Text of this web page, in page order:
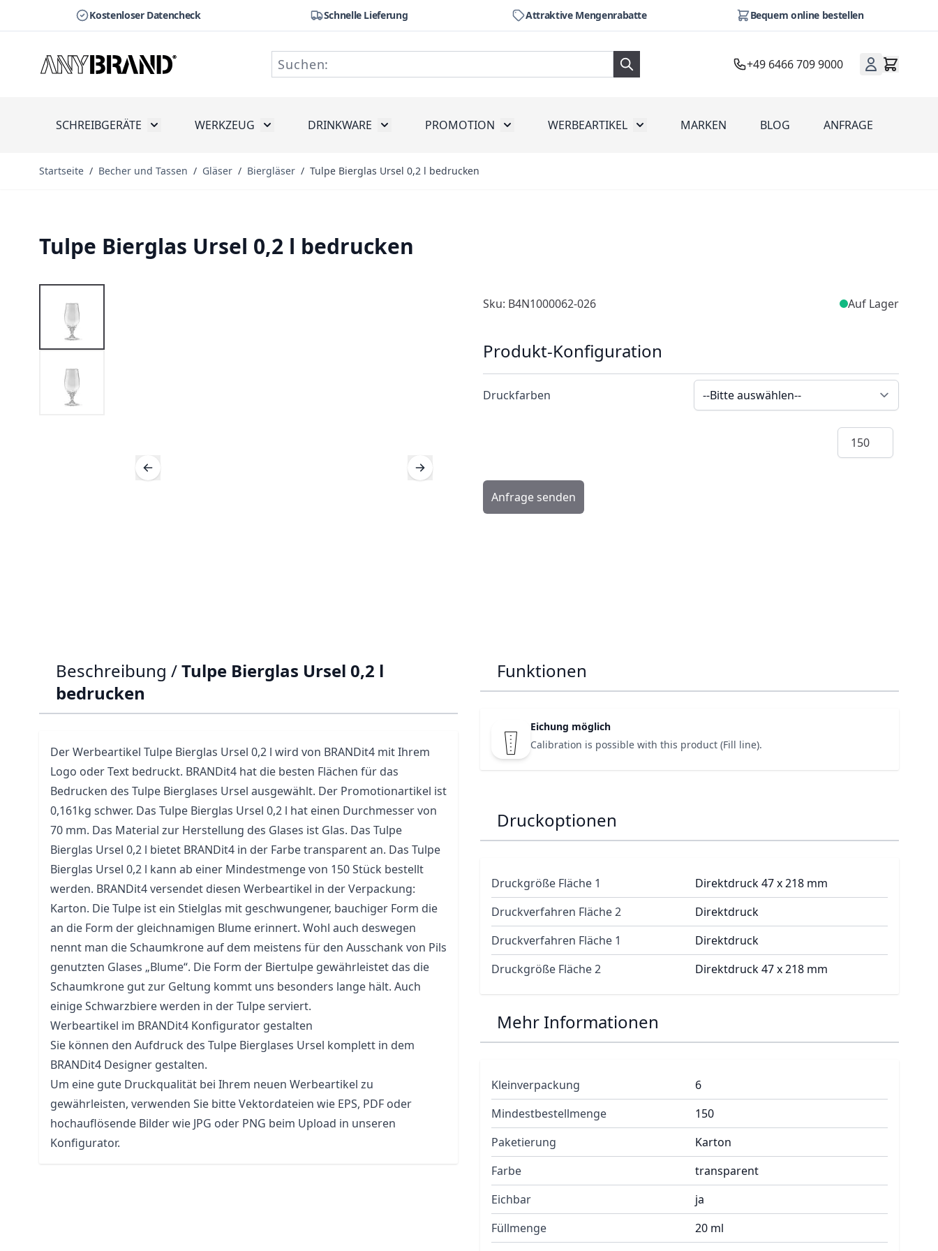
Kostenloser Datencheck Schnelle Lieferung Attraktive Mengenrabatte Bequem online bestellen
+49 6466 709 9000
SCHREIBGERÄTE Toggle submenu for Schreibgeräte
WERKZEUG Toggle submenu for Werkzeug
DRINKWARE Toggle submenu for Drinkware
PROMOTION Toggle submenu for Promotion
WERBEARTIKEL Toggle submenu for Werbeartikel
MARKEN BLOG ANFRAGE
Startseite / Becher und Tassen / Gläser / Biergläser / Tulpe Bierglas Ursel 0,2 l bedrucken
Tulpe Bierglas Ursel 0,2 l bedrucken
Sku: B4N1000062-026 Auf Lager
Produkt-Konfiguration
Druckfarben
Menge
Anfrage senden
Beschreibung /Tulpe Bierglas Ursel 0,2 l
bedrucken
Der Werbeartikel Tulpe Bierglas Ursel 0,2 l wird von BRANDit4 mit Ihrem
Logo oder Text bedruckt. BRANDit4 hat die besten Flächen für das
Bedrucken des Tulpe Bierglases Ursel ausgewählt. Der Promotionartikel ist
0,161kg schwer. Das Tulpe Bierglas Ursel 0,2 l hat einen Durchmesser von
70 mm. Das Material zur Herstellung des Glases ist Glas. Das Tulpe
Bierglas Ursel 0,2 l bietet BRANDit4 in der Farbe transparent an. Das Tulpe
Bierglas Ursel 0,2 l kann ab einer Mindestmenge von 150 Stück bestellt
werden. BRANDit4 versendet diesen Werbeartikel in der Verpackung:
Karton. Die Tulpe ist ein Stielglas mit geschwungener, bauchiger Form die
an die Form der gleichnamigen Blume erinnert. Wohl auch deswegen
nennt man die Schaumkrone auf dem meistens für den Ausschank von Pils
genutzten Glases „Blume“. Die Form der Biertulpe gewährleistet das die
Schaumkrone gut zur Geltung kommt uns besonders lange hält. Auch
einige Schwarzbiere werden in der Tulpe serviert.
Werbeartikel im BRANDit4 Konfigurator gestalten
Sie können den Aufdruck des Tulpe Bierglases Ursel komplett in dem
BRANDit4 Designer gestalten.
Um eine gute Druckqualität bei Ihrem neuen Werbeartikel zu
gewährleisten, verwenden Sie bitte Vektordateien wie EPS, PDF oder
hochauflösende Bilder wie JPG oder PNG beim Upload in unseren
Konfigurator.
Funktionen
Eichung möglich
Calibration is possible with this product (Fill line).
Druckoptionen
Druckgröße Fläche 1
Direktdruck 47 x 218 mm
Druckverfahren Fläche 2
Direktdruck
Druckverfahren Fläche 1
Direktdruck
Druckgröße Fläche 2
Direktdruck 47 x 218 mm
Mehr Informationen
Kleinverpackung
6
Mindestbestellmenge
150
Paketierung
Karton
Farbe
transparent
Eichbar
ja
Füllmenge
20 ml